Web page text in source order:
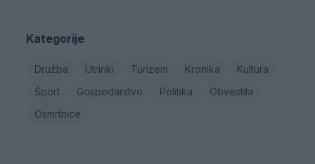
Kategorije
Družba Utrinki Turizem Kronika
Kultura
Šport
Gospodarstvo Politika
Obvestila
Osmrtnice